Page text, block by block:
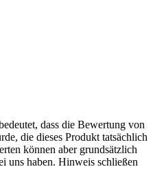
dass die Bewertung von
die dieses Produkt tatsächlich
können aber grundsätzlich
uns haben. Hinweis schließen